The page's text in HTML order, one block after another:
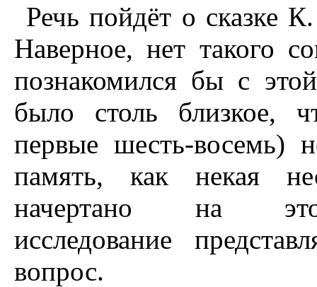
Речь пойдёт о сказке
Hаверное, нет такого
познакомился бы с
было столь близкое,
первые шесть-восемь)
память, как некая
начертано на
исследование
вопрос.